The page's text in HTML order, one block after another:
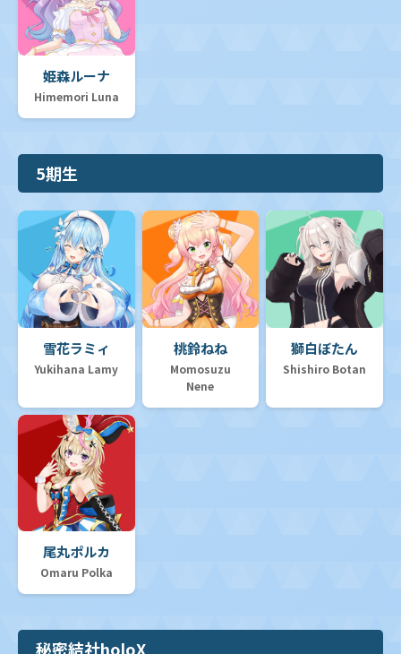
姫森ルーナ
Himemori Luna
5期生
雪花ラミィ
Yukihana Lamy
桃鈴ねね
Momosuzu
Nene
獅白ぼたん
Shishiro Botan
尾丸ポルカ
Omaru Polka
秘密結社holoX